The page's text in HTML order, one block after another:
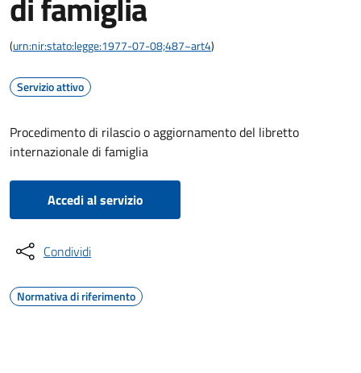
(urn:nir:stato:legge:1977-07-08;487~art4)
Servizio attivo
Procedimento di rilascio o aggiornamento del libretto
internazionale di famiglia
Accedi al servizio
Condividi
Normativa di riferimento